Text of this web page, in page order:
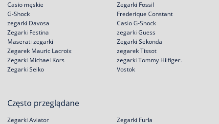
Casio męskie
G-Shock
zegarki Davosa
Zegarki Festina
Zegarki Fossil
Frederique Constant
Casio G-Shock
zegarki Guess
Maserati zegarki
Zegarek Mauric Lacroix
Zegarki Michael Kors
Zegarki Seiko
Zegarki Sekonda
zegarek Tissot
zegarki Tommy Hilfiger.
Vostok
Często przeglądane
Zegarki Aviator
Zegarki Furla